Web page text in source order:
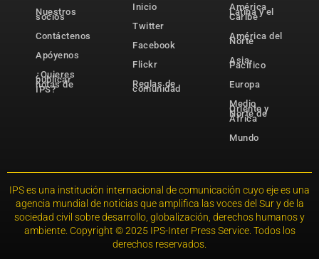
Nuestros
socios
Contáctenos
Apóyenos
¿Quieres
publicar
notas de
IPS?
Inicio
Twitter
Facebook
Flickr
Reglas de
comunidad
América
Latina y el
Caribe
América del
Norte
Asia-
Pacífico
Europa
Medio
Oriente y
Norte de
África
Mundo
IPS es una institución internacional de comunicación cuyo eje es una
agencia mundial de noticias que amplifica las voces del Sur y de la
sociedad civil sobre desarrollo, globalización, derechos humanos y
ambiente. Copyright © 2025 IPS-Inter Press Service. Todos los
derechos reservados.